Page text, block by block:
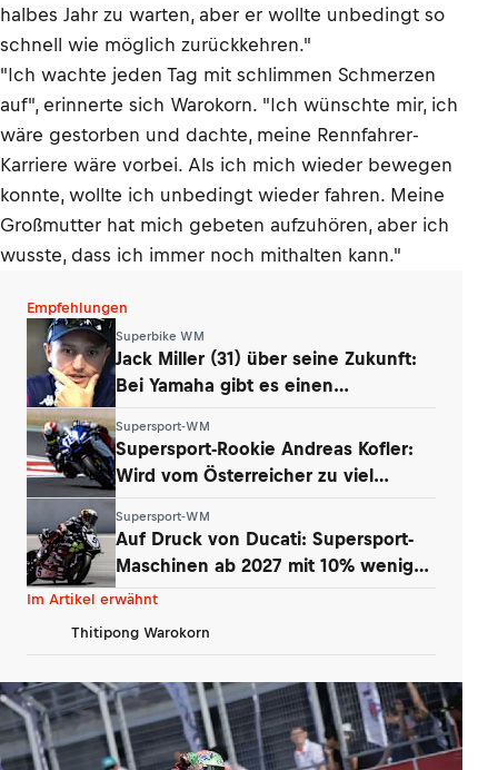
halbes Jahr zu warten, aber er wollte unbedingt so
schnell wie möglich zurückkehren."
"Ich wachte jeden Tag mit schlimmen Schmerzen
auf", erinnerte sich Warokorn. "Ich wünschte mir, ich
wäre gestorben und dachte, meine Rennfahrer-
Karriere wäre vorbei. Als ich mich wieder bewegen
konnte, wollte ich unbedingt wieder fahren. Meine
Großmutter hat mich gebeten aufzuhören, aber ich
wusste, dass ich immer noch mithalten kann."
Empfehlungen
Superbike WM
Jack Miller (31) über seine Zukunft:
Bei Yamaha gibt es einen
Supersport-WM
Supersport-Rookie Andreas Kofler:
Wird vom Österreicher zu viel
Supersport-WM
Auf Druck von Ducati: Supersport-
Maschinen ab 2027 mit 10% weniger
Power
Im Artikel erwähnt
Thitipong Warokorn